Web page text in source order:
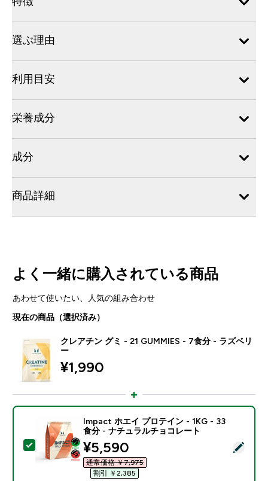
選ぶ理由
利用目安
栄養成分
成分
商品詳細
よく一緒に購入されている商品
あわせて使いたい、人気の組み合わせ
現在の商品（選択済み）
クレアチン グミ - 21 GUMMIES - 7食分 - ラズベリ
ー
¥1,990‎
この商品を選択 - Impact ホエイ プロテイン - 1KG -
Impact ホエイ プロテイン - 1KG - 33
食分 - ナチュラルチョコレート
discounted price
¥5,590‎
通常価格 ￥7,975‎
割引 ￥2,385‎